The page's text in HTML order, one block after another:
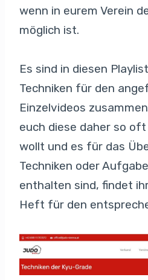
wenn in eurem Verein
möglich ist.
Es sind in diesen
Techniken für den
Einzelvideos
euch diese daher so
wollt und es für das
Techniken oder
enthalten sind, findet
Heft für den